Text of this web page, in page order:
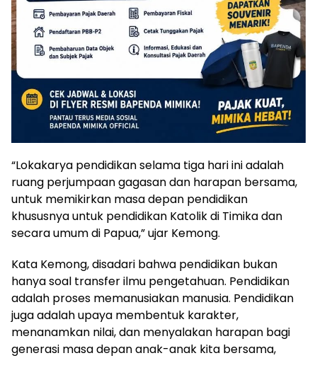
“Lokakarya pendidikan selama tiga hari ini adalah
ruang perjumpaan gagasan dan harapan bersama,
untuk memikirkan masa depan pendidikan
khususnya untuk pendidikan Katolik di Timika dan
secara umum di Papua,” ujar Kemong.
Kata Kemong, disadari bahwa pendidikan bukan
hanya soal transfer ilmu pengetahuan. Pendidikan
adalah proses memanusiakan manusia. Pendidikan
juga adalah upaya membentuk karakter,
menanamkan nilai, dan menyalakan harapan bagi
generasi masa depan anak-anak kita bersama,